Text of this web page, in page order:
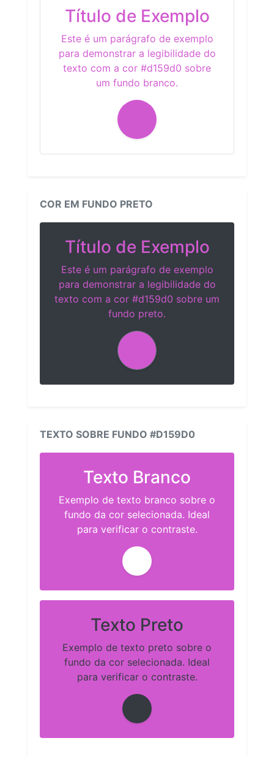
Título de Exemplo
Este é um parágrafo de exemplo
para demonstrar a legibilidade do
texto com a cor #d159d0 sobre
um fundo branco.
COR EM FUNDO PRETO
Título de Exemplo
Este é um parágrafo de exemplo
para demonstrar a legibilidade do
texto com a cor #d159d0 sobre um
fundo preto.
TEXTO SOBRE FUNDO #D159D0
Texto Branco
Exemplo de texto branco sobre o
fundo da cor selecionada. Ideal
para verificar o contraste.
Texto Preto
Exemplo de texto preto sobre o
fundo da cor selecionada. Ideal
para verificar o contraste.